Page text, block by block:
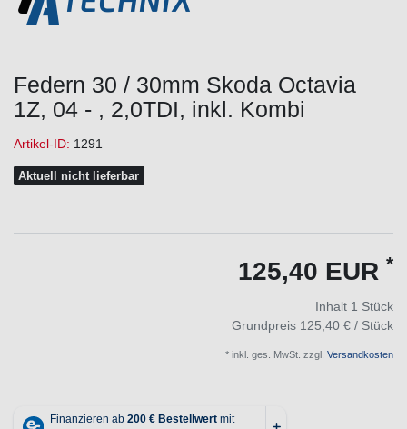
Federn 30 / 30mm Skoda Octavia
1Z, 04 - , 2,0TDI, inkl. Kombi
Artikel-ID: 1291
Aktuell nicht lieferbar
125,40 EUR *
Inhalt 1 Stück
Grundpreis 125,40 € / Stück
* inkl. ges. MwSt. zzgl. Versandkosten